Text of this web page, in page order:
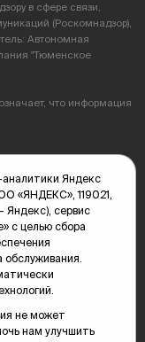
в сфере связи,
(Роскомнадзор),
Автономная
"Тюменское
что информация
28А
аналитики Яндекс
«ЯНДЕКС», 119021,
Яндекс), сервис
с целью сбора
не может
нам улучшить